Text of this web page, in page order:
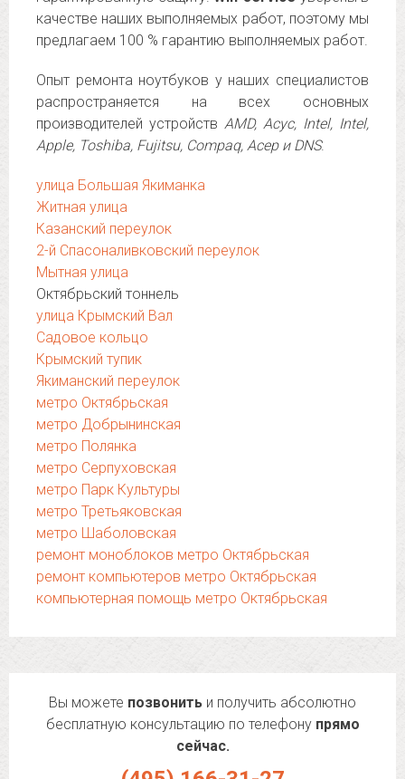
качестве наших выполняемых работ, поэтому мы
предлагаем 100 % гарантию выполняемых работ.
Опыт ремонта ноутбуков у наших специалистов
распространяется на всех основных
производителей устройств AMD, Асус, Intel, Intel,
Apple, Toshiba, Fujitsu, Compaq, Асер и DNS.
улица Большая Якиманка
Житная улица
Казанский переулок
2-й Спасоналивковский переулок
Мытная улица
Октябрьский тоннель
улица Крымский Вал
Садовое кольцо
Крымский тупик
Якиманский переулок
метро Октябрьская
метро Добрынинская
метро Полянка
метро Серпуховская
метро Парк Культуры
метро Третьяковская
метро Шаболовская
ремонт моноблоков метро Октябрьская
ремонт компьютеров метро Октябрьская
компьютерная помощь метро Октябрьская
Вы можете позвонить и получить абсолютно
бесплатную консультацию по телефону прямо
сейчас.